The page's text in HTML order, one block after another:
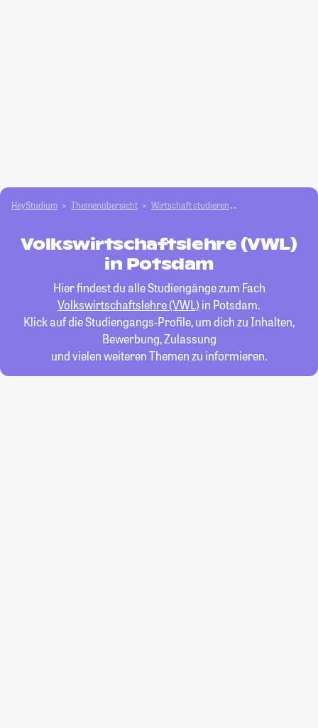
HeyStudium Themenübersicht Wirtschaft studieren
Volkswirtschaftslehre (VWL)
in Potsdam
Hier findest du alle Studiengänge zum Fach
Volkswirtschaftslehre (VWL) in Potsdam.
Klick auf die Studiengangs-Profile, um dich zu Inhalten,
Bewerbung, Zulassung
und vielen weiteren Themen zu informieren.